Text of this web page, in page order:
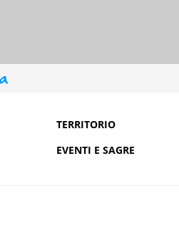
TERRITORIO
EVENTI E SAGRE